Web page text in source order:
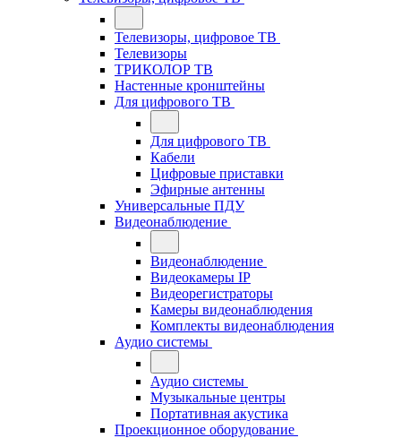
Телевизоры, цифровое ТВ
Телевизоры
ТРИКОЛОР ТВ
Настенные кронштейны
Для цифрового ТВ
Для цифрового ТВ
Кабели
Цифровые приставки
Эфирные антенны
Универсальные ПДУ
Видеонаблюдение
Видеонаблюдение
Видеокамеры IP
Видеорегистраторы
Камеры видеонаблюдения
Комплекты видеонаблюдения
Аудио системы
Аудио системы
Музыкальные центры
Портативная акустика
Проекционное оборудование